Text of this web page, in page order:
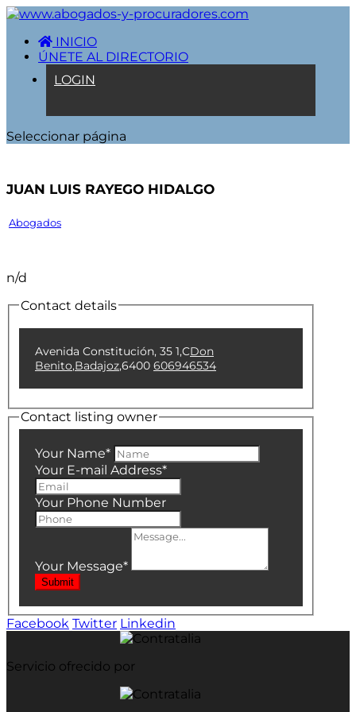
INICIO
ÚNETE AL DIRECTORIO
LOGIN
Seleccionar página
JUAN LUIS RAYEGO HIDALGO
Abogados
n/d
Contact details
Avenida Constitución, 35 1,CDon
Benito,Badajoz,6400 606946534
Contact listing owner
Your Name*
Your E-mail Address*
Your Phone Number
Your Message*
Submit
Facebook Twitter Linkedin
Servicio ofrecido por